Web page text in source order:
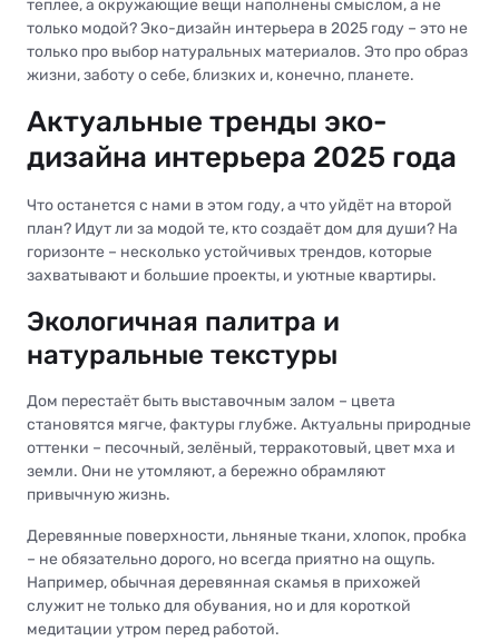
теплее, а окружающие вещи наполнены смыслом, а не
только модой? Эко-дизайн интерьера в 2025 году – это не
только про выбор натуральных материалов. Это про образ
жизни, заботу о себе, близких и, конечно, планете.
Актуальные тренды эко-
дизайна интерьера 2025 года
Что останется с нами в этом году, а что уйдёт на второй
план? Идут ли за модой те, кто создаёт дом для души? На
горизонте – несколько устойчивых трендов, которые
захватывают и большие проекты, и уютные квартиры.
Экологичная палитра и
натуральные текстуры
Дом перестаёт быть выставочным залом – цвета
становятся мягче, фактуры глубже. Актуальны природные
оттенки – песочный, зелёный, терракотовый, цвет мха и
земли. Они не утомляют, а бережно обрамляют
привычную жизнь.
Деревянные поверхности, льняные ткани, хлопок, пробка
– не обязательно дорого, но всегда приятно на ощупь.
Например, обычная деревянная скамья в прихожей
служит не только для обувания, но и для короткой
медитации утром перед работой.